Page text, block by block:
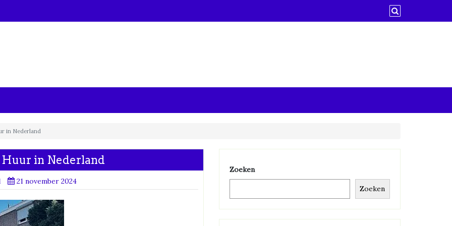
in Nederland
in Nederland
21 november 2024
Zoeken
Zoeken